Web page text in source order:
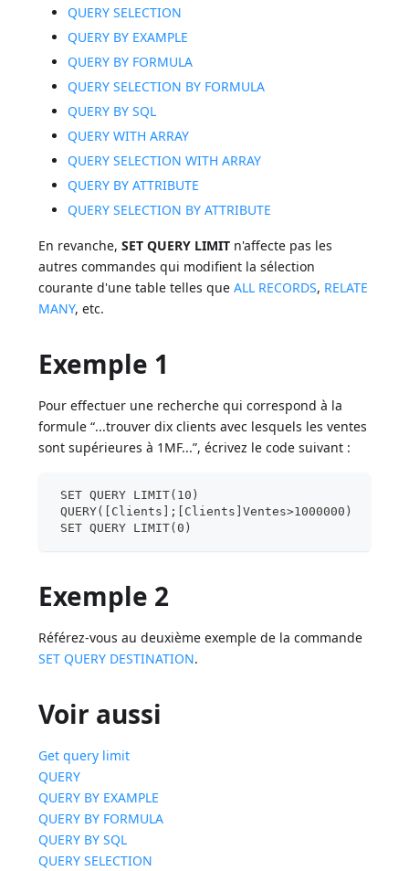
QUERY SELECTION
QUERY BY EXAMPLE
QUERY BY FORMULA
QUERY SELECTION BY FORMULA
QUERY BY SQL
QUERY WITH ARRAY
QUERY SELECTION WITH ARRAY
QUERY BY ATTRIBUTE
QUERY SELECTION BY ATTRIBUTE
En revanche,SET QUERY LIMIT n'affecte pas les
autres commandes qui modifient la sélection
courante d'une table telles queALL RECORDS, RELATE
MANY, etc.
Exemple 1
Pour effectuer une recherche qui correspond à la
formule “...trouver dix clients avec lesquels les ventes
sont supérieures à 1MF...”, écrivez le code suivant :
SET QUERY LIMIT(10)
QUERY([Clients];[Clients]Ventes>1000000)
SET QUERY LIMIT(0)
Exemple 2
Référez-vous au deuxième exemple de la commande
SET QUERY DESTINATION.
Voir aussi
Get query limit
QUERY
QUERY BY EXAMPLE
QUERY BY FORMULA
QUERY BY SQL
QUERY SELECTION